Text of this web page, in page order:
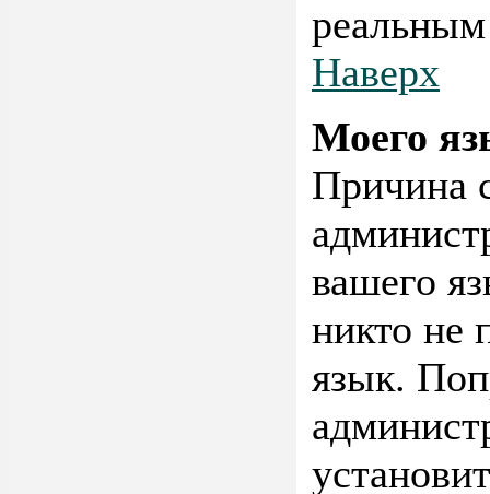
Наверх
Моего
Причина
вашего
никто не
язык.